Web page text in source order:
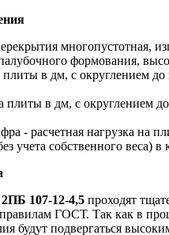
многопустотная,
формования,
плиты в дм, с округлением до
плиты в дм, с округлением
- расчетная нагрузка на
учета собственного веса)
2ПБ 107-12-4,5 проходят
ГОСТ. Так как в
будут подвергаться